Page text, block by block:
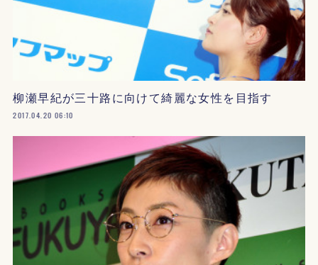
柳瀬早紀が三十路に向けて綺麗な女性を目指す
2017.04.20 06:10